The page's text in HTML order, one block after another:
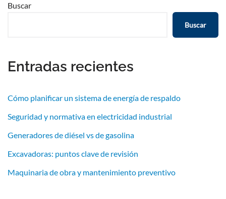
Buscar
Buscar
Entradas recientes
Cómo planificar un sistema de energía de respaldo
Seguridad y normativa en electricidad industrial
Generadores de diésel vs de gasolina
Excavadoras: puntos clave de revisión
Maquinaria de obra y mantenimiento preventivo